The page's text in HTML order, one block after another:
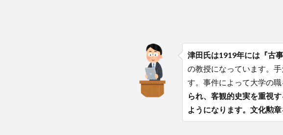
津田氏は1919年には『古
の教授になっています。
す。事件によって大学の職
られ、客観的史実を重視
ようになります。文化勲